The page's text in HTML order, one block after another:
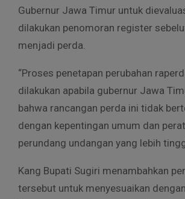
Gubernur Jawa Timur untuk
dilakukan penomoran register
menjadi perda.
“Proses penetapan perubahan
dilakukan apabila gubernur Jawa
bahwa rancangan perda ini tidak
dengan kepentingan umum dan
perundang undangan yang lebih
Kang Bupati Sugiri menambahkan
tersebut untuk menyesuaikan